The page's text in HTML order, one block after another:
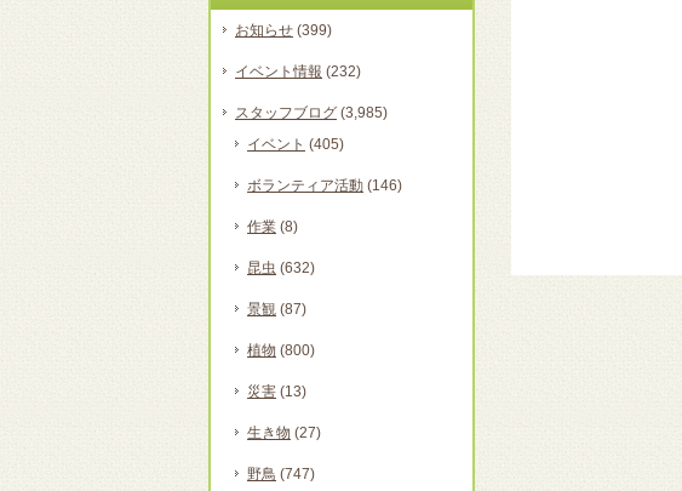
お知らせ (399)
イベント情報 (232)
スタッフブログ (3,985)
イベント (405)
ボランティア活動 (146)
作業 (8)
昆虫 (632)
景観 (87)
植物 (800)
災害 (13)
生き物 (27)
野鳥 (747)